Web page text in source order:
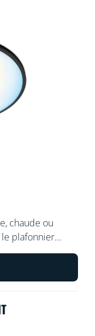
chaude ou
le plafonnier
WiZ ou
ou
sur les